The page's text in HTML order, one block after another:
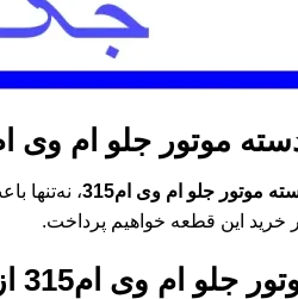
موتور جلو ام وی
موتور جلو ام وی ام315
، نه‌تنها
خرید این قطعه خواهیم پرداخت.
جلو ام وی ام315